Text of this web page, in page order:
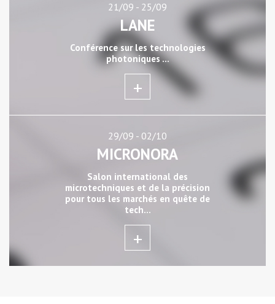
21/09 - 25/09
LANE
Conférence sur les technologies
photoniques ...
+
29/09 - 02/10
MICRONORA
Salon international des
microtechniques et de la précision
pour tous les marchés en quête de
tech...
+